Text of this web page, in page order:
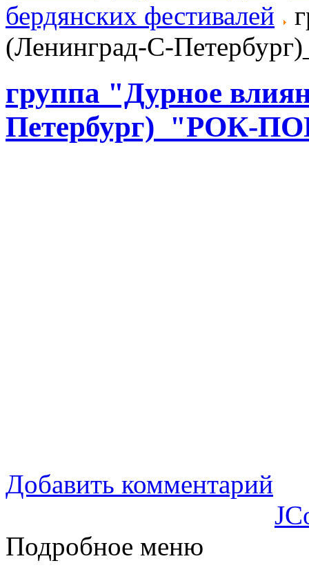
бердянских фестивалей
(Ленинград-С-
группа "Дурное
Петербург)_"РОК-
Добавить комментарий
Подробное меню